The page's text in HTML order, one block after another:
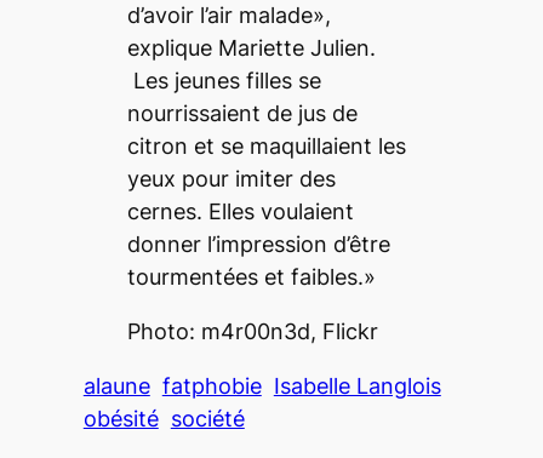
d’avoir l’air malade»,
explique Mariette Julien.
Les jeunes filles se
nourrissaient de jus de
citron et se maquillaient les
yeux pour imiter des
cernes. Elles voulaient
donner l’impression d’être
tourmentées et faibles.»
Photo: m4r00n3d, Flickr
alaune fatphobie Isabelle Langlois
obésité société